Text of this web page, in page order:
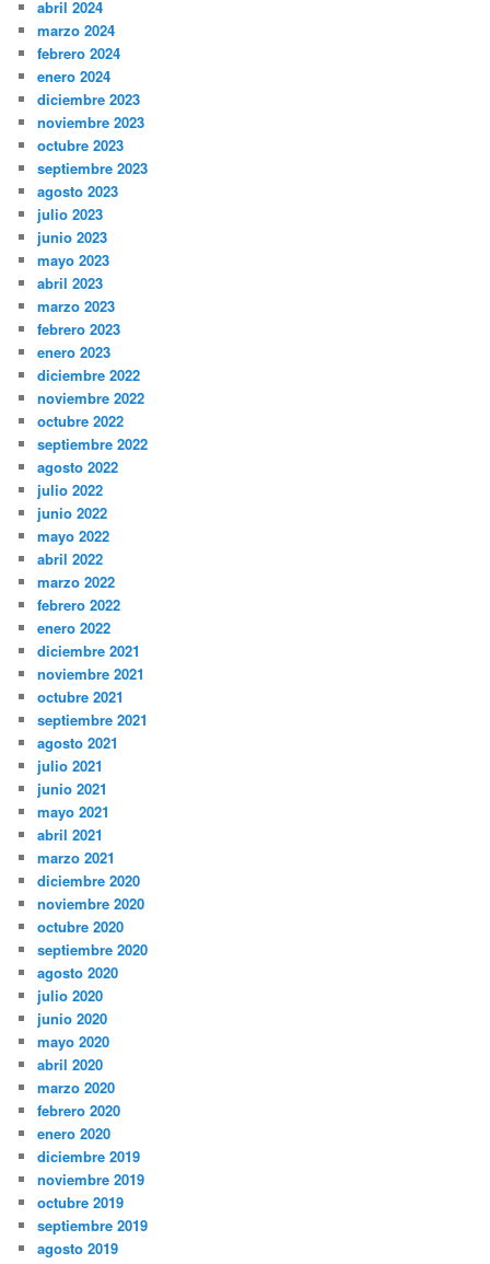
abril 2024
marzo 2024
febrero 2024
enero 2024
diciembre 2023
noviembre 2023
octubre 2023
septiembre 2023
agosto 2023
julio 2023
junio 2023
mayo 2023
abril 2023
marzo 2023
febrero 2023
enero 2023
diciembre 2022
noviembre 2022
octubre 2022
septiembre 2022
agosto 2022
julio 2022
junio 2022
mayo 2022
abril 2022
marzo 2022
febrero 2022
enero 2022
diciembre 2021
noviembre 2021
octubre 2021
septiembre 2021
agosto 2021
julio 2021
junio 2021
mayo 2021
abril 2021
marzo 2021
diciembre 2020
noviembre 2020
octubre 2020
septiembre 2020
agosto 2020
julio 2020
junio 2020
mayo 2020
abril 2020
marzo 2020
febrero 2020
enero 2020
diciembre 2019
noviembre 2019
octubre 2019
septiembre 2019
agosto 2019